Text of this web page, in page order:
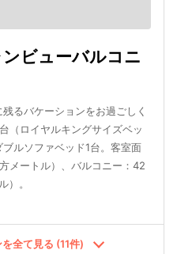
ビューバルコニ
るバケーションをお過ごしく
（ロイヤルキングサイズベッ
ルソファベッド1台。客室面
メートル）、バルコニー：42
）。
全て見る (11件)